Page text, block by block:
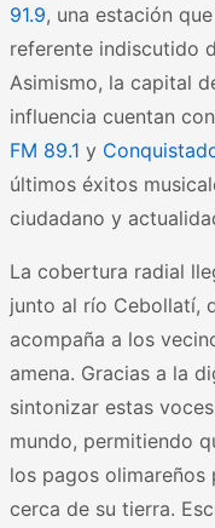
91.9, una estación
referente indiscutido
Asimismo, la capital
influencia cuentan
FM 89.1 y
últimos éxitos
ciudadano y
La cobertura radial
junto al río Cebollatí,
acompaña a los
amena. Gracias a la
sintonizar estas
mundo, permitiendo
los pagos olimareños
cerca de su tierra.